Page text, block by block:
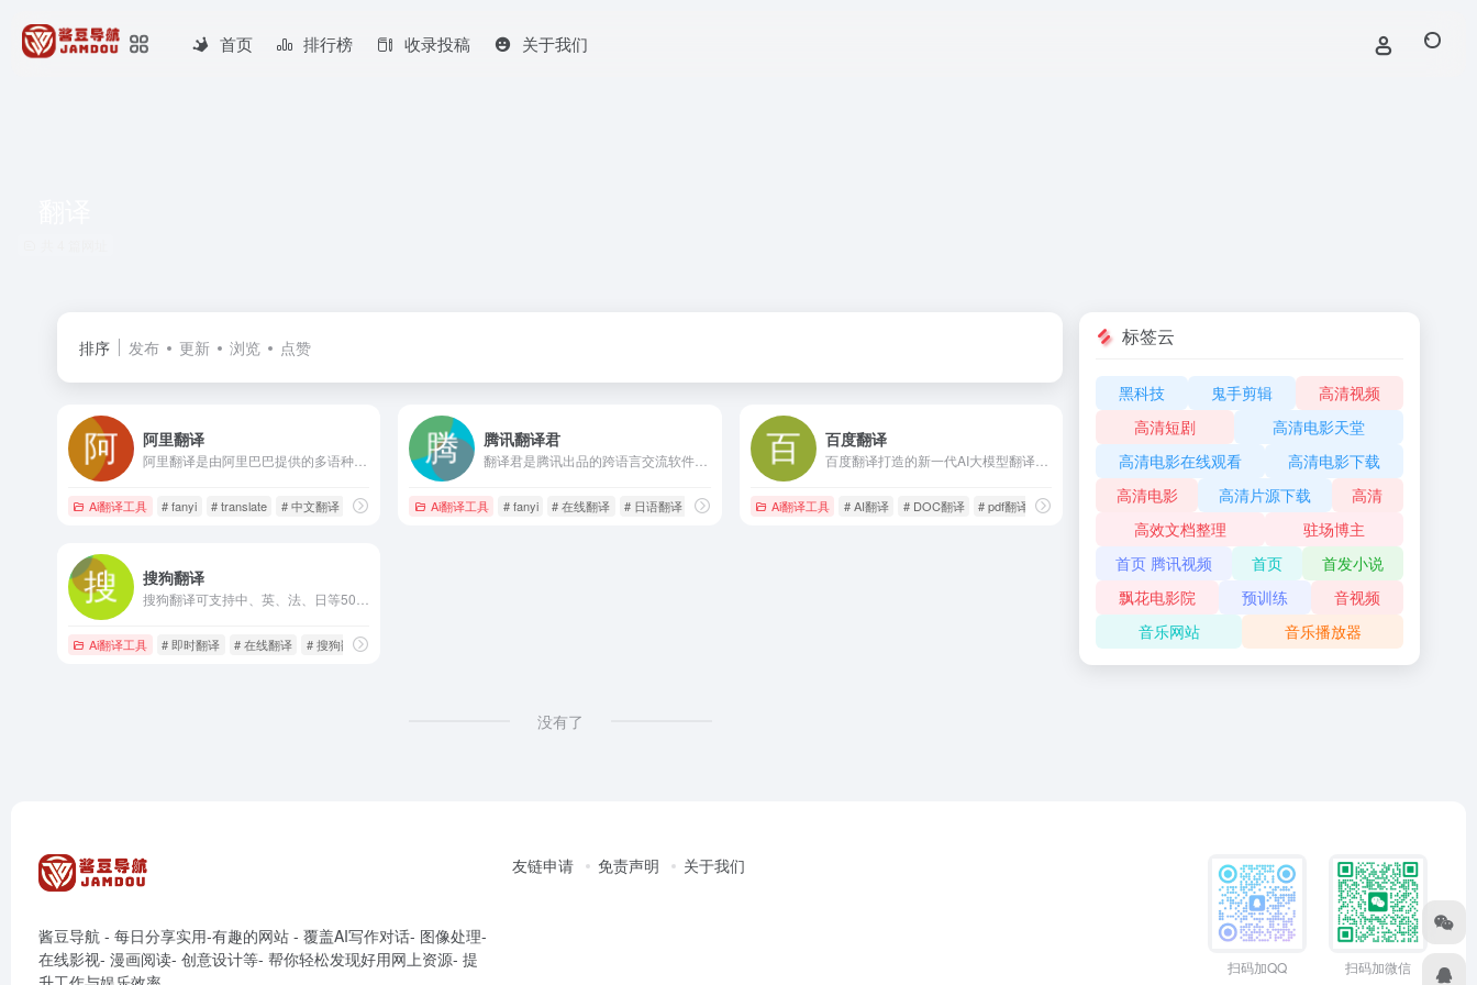
首页 排行榜 收录投稿 关于我们
排序 发布 更新 浏览 点赞
阿里翻译
Ai翻译工具 # fanyi # translate # 中文翻译
腾讯翻译君
Ai翻译工具 # fanyi # 在线翻译 # 日语翻译
百度翻译
Ai翻译工具 # AI翻译 # DOC翻译 # pdf翻译
搜狗翻译
Ai翻译工具 # 即时翻译 # 在线翻译 # 搜狗翻译
没有了
标签云
黑科技 鬼手剪辑
高清视频
高清短剧
高清电影天堂
高清电影在线观看
高清电影下载
高清电影
高清片源下载
高清
高效文档整理
驻场博主
首页 腾讯视频
首页
首发小说
飘花电影院
预训练
音视频
音乐网站
音乐播放器
酱豆导航 - 每日分享实用-有趣的网站 - 覆盖AI写作对话- 图像处理-
在线影视- 漫画阅读- 创意设计等- 帮你轻松发现好用网上资源- 提
友链申请 免责声明 关于我们
扫码加QQ 扫码加微信